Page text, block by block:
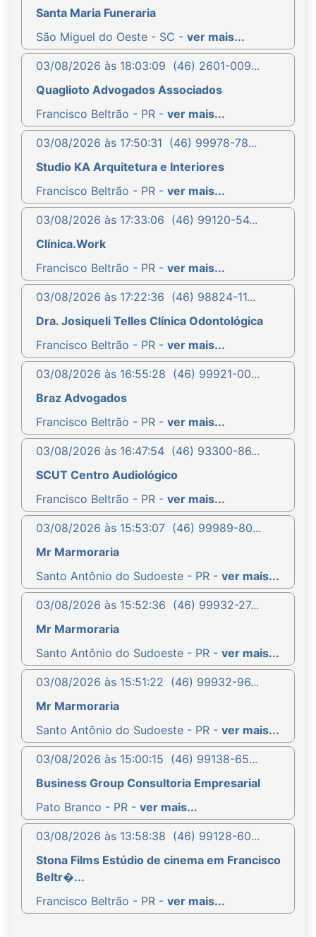
Santa Maria Funeraria
São Miguel do Oeste - SC - ver mais...
03/08/2026 às 18:03:09 (46) 2601-009...
Quaglioto Advogados Associados
Francisco Beltrão - PR - ver mais...
03/08/2026 às 17:50:31 (46) 99978-78...
Studio KA Arquitetura e Interiores
Francisco Beltrão - PR - ver mais...
03/08/2026 às 17:33:06 (46) 99120-54...
Clínica.Work
Francisco Beltrão - PR - ver mais...
03/08/2026 às 17:22:36 (46) 98824-11...
Dra. Josiqueli Telles Clínica Odontológica
Francisco Beltrão - PR - ver mais...
03/08/2026 às 16:55:28 (46) 99921-00...
Braz Advogados
Francisco Beltrão - PR - ver mais...
03/08/2026 às 16:47:54 (46) 93300-86...
SCUT Centro Audiológico
Francisco Beltrão - PR - ver mais...
03/08/2026 às 15:53:07 (46) 99989-80...
Mr Marmoraria
Santo Antônio do Sudoeste - PR - ver mais...
03/08/2026 às 15:52:36 (46) 99932-27...
Mr Marmoraria
Santo Antônio do Sudoeste - PR - ver mais...
03/08/2026 às 15:51:22 (46) 99932-96...
Mr Marmoraria
Santo Antônio do Sudoeste - PR - ver mais...
03/08/2026 às 15:00:15 (46) 99138-65...
Business Group Consultoria Empresarial
Pato Branco - PR - ver mais...
03/08/2026 às 13:58:38 (46) 99128-60...
Stona Films Estúdio de cinema em Francisco
Beltr�...
Francisco Beltrão - PR - ver mais...